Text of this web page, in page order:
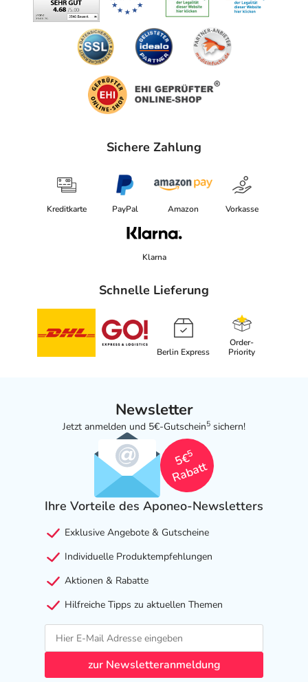
elektronische Adresse: https://compressana.de/
Angaben gem. EU-Produktsicherheitsverordnung (GPSR)
PDF des Beipackzettelskönnen Sie sich oben
Sichere Zahlung
Kreditkarte PayPal Amazon Vorkasse
Klarna
Schnelle Lieferung
Berlin Express
Order-
Priority
Newsletter
Jetzt anmelden und 5€-Gutschein5 sichern!
5€
5
Rabatt
Ihre Vorteile des Aponeo-Newsletters
Exklusive Angebote & Gutscheine
Individuelle Produktempfehlungen
Aktionen & Rabatte
Hilfreiche Tipps zu aktuellen Themen
zur Newsletteranmeldung